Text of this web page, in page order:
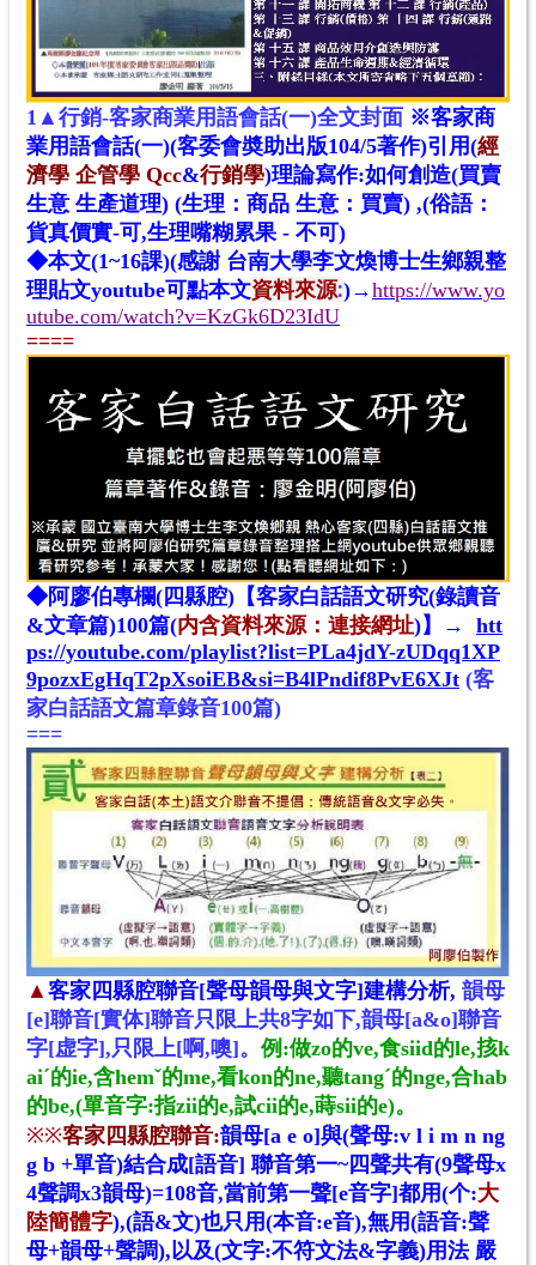
1▲ 行銷-客家商業用語會話(一)全文封面 ※客家商
業用語會話(一)(客委會奬助出版104/5著作)引用(經
濟學 企管學 Qcc&行銷學)理論寫作:如何創造(買賣
生意 生產道理) (生理：商品 生意：買賣) ,(俗語：
貨真價實-可,生理嘴糊累果 - 不可)
◆本文(1~16課)(感謝 台南大學李文煥博士生鄉親整
理貼文youtube可點本文資料來源:)→https://www.yo
utube.com/watch?v=KzGk6D23IdU
====
◆阿廖伯專欄(四縣腔)【客家白話語文研究(錄讀音
&文章篇)100篇(内含資料來源：連接網址)】→
htt
ps://youtube.com/playlist?list=PLa4jdY-zUDqq1XP
9pozxEgHqT2pXsoiEB&si=B4lPndif8PvE6XJt (客
家白話語文篇章錄音100篇)
===
▲ 客家四縣腔聯音[聲母韻母與文字]建構分析, 韻母
[e]聯音[實体]聯音只限上共8字如下,韻母[a&o]聯音
字[虚字],只限上[啊,噢]。 例:做zo的ve,食siid的le,㧡k
aiˊ的ie,含hemˇ的me,看kon的ne,聽tangˊ的nge,合hab
的be,(單音字:指zii的e,試cii的e,蒔sii的e)。
※※客家四縣腔聯音:韻母[a e o]與(聲母:v l i m n ng
g b +單音)結合成[語音] 聯音第一~四聲共有(9聲母x
4聲調x3韻母)=108音,當前第一聲[e音字]都用(个:大
陸簡體字),(語&文)也只用(本音:e音),無用(語音:聲
母+韻母+聲調),以及(文字:不符文法&字義)用法 嚴